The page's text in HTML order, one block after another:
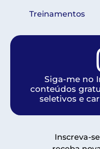
Treinamentos
Siga-me no
conteúdos
seletivos e
Inscreva-